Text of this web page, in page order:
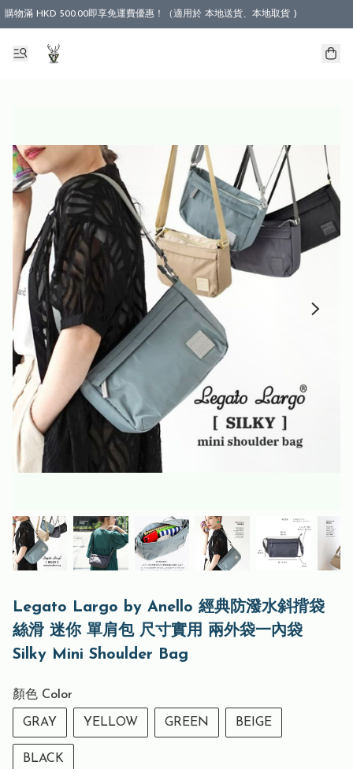
購物滿 HKD 500.00即享免運費優惠！（適用於 本地送貨、本地取貨 )
Legato Largo by Anello 經典防潑水斜揹袋
絲滑 迷你 單肩包 尺寸實用 兩外袋一內袋
Silky Mini Shoulder Bag
顏色 Color
GRAY YELLOW GREEN BEIGE
BLACK